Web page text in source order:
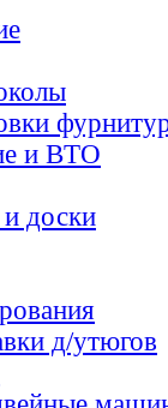
и ВТО
доски
д/утюгов